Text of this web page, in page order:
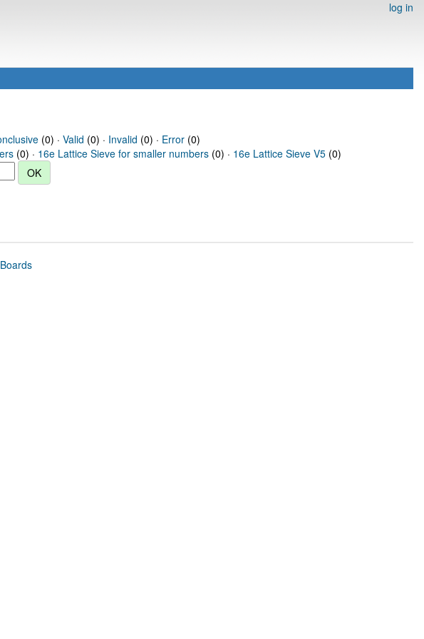
log in
(0) · Valid (0) · Invalid (0) · Error(0)
(0) · 16e Lattice Sieve for smaller numbers (0) · 16e Lattice Sieve V5 (0)